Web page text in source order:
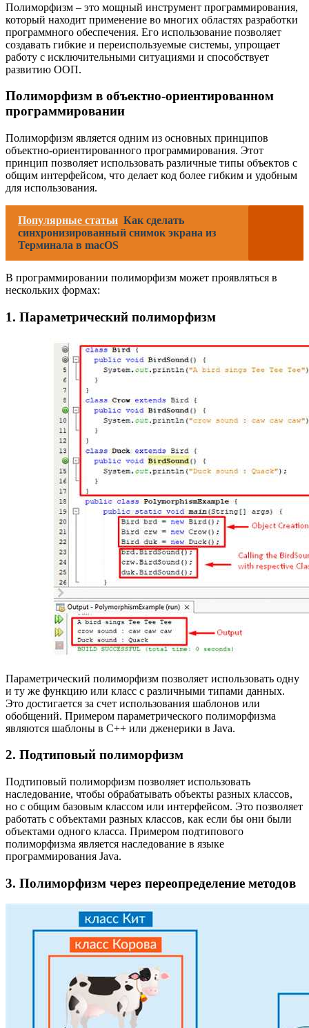
Полиморфизм – это мощный инструмент программирования,
который находит применение во многих областях разработки
программного обеспечения. Его использование позволяет
создавать гибкие и переиспользуемые системы, упрощает
работу с исключительными ситуациями и способствует
развитию ООП.
Полиморфизм в объектно-ориентированном
программировании
Полиморфизм является одним из основных принципов
объектно-ориентированного программирования. Этот
принцип позволяет использовать различные типы объектов с
общим интерфейсом, что делает код более гибким и удобным
для использования.
Популярные статьи Как сделать
синхронизированный снимок экрана из
Терминала в macOS
В программировании полиморфизм может проявляться в
нескольких формах:
1. Параметрический полиморфизм
Параметрический полиморфизм позволяет использовать одну
и ту же функцию или класс с различными типами данных.
Это достигается за счет использования шаблонов или
обобщений. Примером параметрического полиморфизма
являются шаблоны в C++ или дженерики в Java.
2. Подтиповый полиморфизм
Подтиповый полиморфизм позволяет использовать
наследование, чтобы обрабатывать объекты разных классов,
но с общим базовым классом или интерфейсом. Это позволяет
работать с объектами разных классов, как если бы они были
объектами одного класса. Примером подтипового
полиморфизма является наследование в языке
программирования Java.
3. Полиморфизм через переопределение методов